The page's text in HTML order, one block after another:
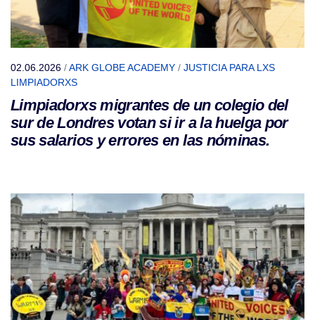
02.06.2026 /ARK GLOBE ACADEMY / JUSTICIA PARA LXS
LIMPIADORXS
Limpiadorxs migrantes de un colegio del
sur de Londres votan si ir a la huelga por
sus salarios y errores en las nóminas.